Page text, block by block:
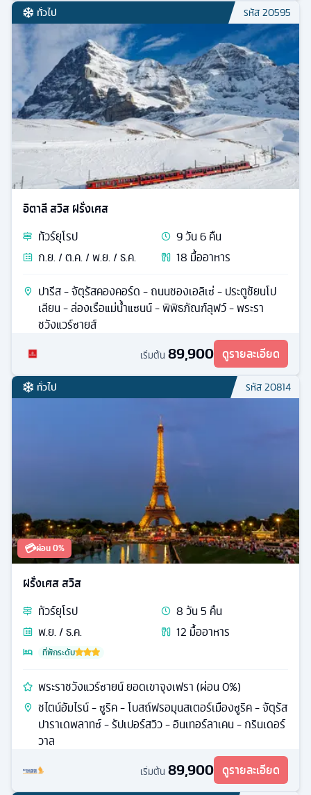
ทั่วไป รหัส20595
อิตาลี สวิส ฝรั่งเศส
ทัวร์ยุโรป 9วัน6คืน
ก.ย. / ต.ค. / พ.ย. / ธ.ค.
18 มื้ออาหาร
ปารีส - จัตุรัสคองคอร์ด - ถนนชองเอลิเซ่ - ประตูชัยนโป
เลียน - ล่องเรือแม่น้ำแซนน์ - พิพิธภัณฑ์ลุฟว์ - พระรา
ชวังแวร์ซายส์
เริ่มต้น 89,900 ดูรายละเอียด
ทั่วไป รหัส20814
💳ผ่อน 0%
ฝรั่งเศส สวิส
ทัวร์ยุโรป 8วัน5 คืน
พ.ย. / ธ.ค.
12 มื้ออาหาร
ที่พักระดับ
พระราชวังแวร์ซายน์ ยอดเขาจุงเฟรา (ผ่อน 0%)
ชไตน์อัมไรน์ - ซูริค - โบสถ์ฟรอมุนสเตอร์เมืองซูริค - จัตุรัส
ปาราเดพลาทซ์ - รัปเปอร์สวิว - อินเทอร์ลาเคน - กรินเดอร์
วาล
เริ่มต้น 89,900 ดูรายละเอียด